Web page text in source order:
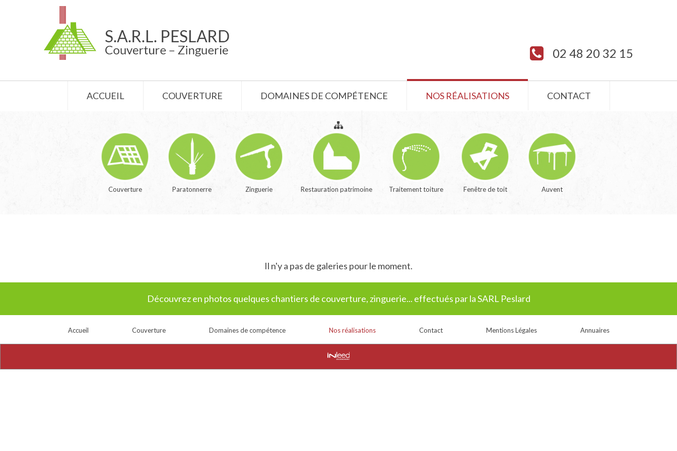
02 48 20 32 15
ACCUEIL COUVERTURE DOMAINES DE COMPÉTENCE NOS RÉALISATIONS CONTACT
Couverture Paratonnerre Zinguerie Restauration patrimoine Traitement toiture Fenêtre de toit Auvent
Il n'y a pas de galeries pour le moment.
Découvrez en photos quelques chantiers de couverture, zinguerie... effectués par la SARL Peslard
Accueil Couverture Domaines de compétence Nos réalisations Contact Mentions Légales Annuaires